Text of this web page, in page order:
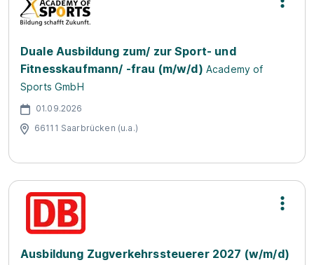
Duale Ausbildung zum/ zur Sport- und
Fitnesskaufmann/ -frau (m/w/d) Academy of
Sports GmbH
01.09.2026
66111 Saarbrücken (u.a.)
Ausbildung Zugverkehrssteuerer 2027 (w/m/d)